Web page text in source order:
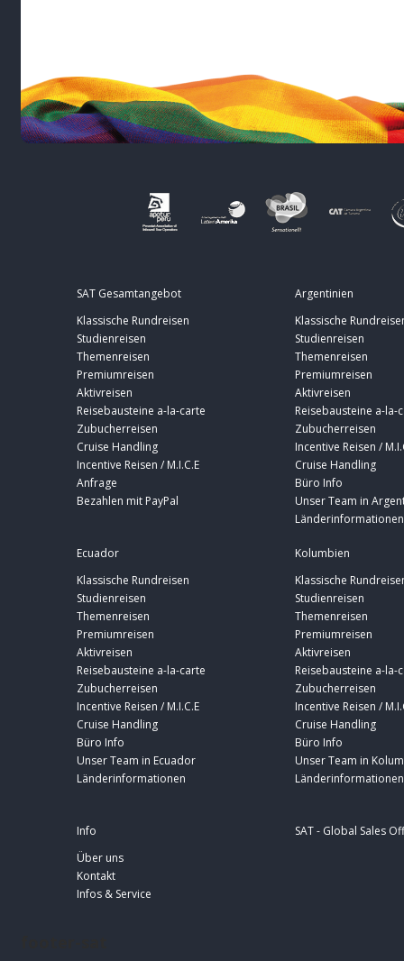
SAT Gesamtangebot
Klassische Rundreisen
Studienreisen
Themenreisen
Premiumreisen
Aktivreisen
Reisebausteine a-la-carte
Zubucherreisen
Cruise Handling
Incentive Reisen / M.I.C.E
Anfrage
Bezahlen mit PayPal
Argentinien
Klassische
Studienreisen
Themenreisen
Premiumreisen
Aktivreisen
Reisebausteine a-la-
Zubucherreisen
Incentive Reisen /
Cruise Handling
Büro Info
Unser Team in
Länderinformationen
Ecuador
Klassische Rundreisen
Studienreisen
Themenreisen
Premiumreisen
Aktivreisen
Reisebausteine a-la-carte
Zubucherreisen
Incentive Reisen / M.I.C.E
Cruise Handling
Büro Info
Unser Team in Ecuador
Länderinformationen
Kolumbien
Klassische
Studienreisen
Themenreisen
Premiumreisen
Aktivreisen
Reisebausteine a-la-
Zubucherreisen
Incentive Reisen /
Cruise Handling
Büro Info
Unser Team in
Länderinformationen
Info
Über uns
Kontakt
Infos & Service
SAT - Global Sales